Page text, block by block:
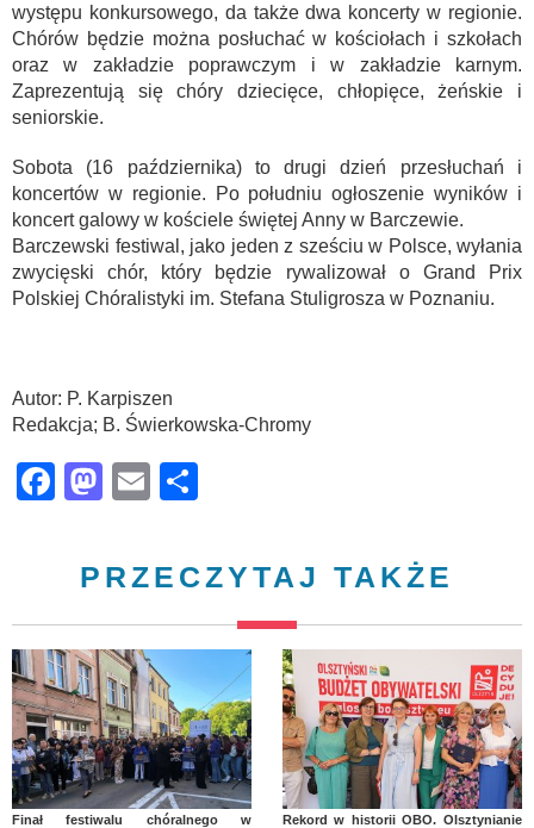
występu konkursowego, da także dwa koncerty w regionie.
Chórów będzie można posłuchać w kościołach i szkołach
oraz w zakładzie poprawczym i w zakładzie karnym.
Zaprezentują się chóry dziecięce, chłopięce, żeńskie i
seniorskie.
Sobota (16 października) to drugi dzień przesłuchań i
koncertów w regionie. Po południu ogłoszenie wyników i
koncert galowy w kościele świętej Anny w Barczewie.
Barczewski festiwal, jako jeden z sześciu w Polsce, wyłania
zwycięski chór, który będzie rywalizował o Grand Prix
Polskiej Chóralistyki im. Stefana Stuligrosza w Poznaniu.
Autor: P. Karpiszen
Redakcja; B. Świerkowska-Chromy
Facebook
Mastodon
Email
PRZECZYTAJ TAKŻE
Finał festiwalu chóralnego w
Rekord w historii OBO. Olsztynianie